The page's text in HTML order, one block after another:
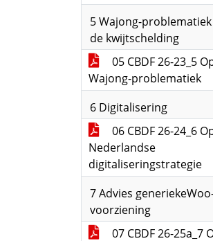
5 Wajong-
de kwijtschelding
05 CBDF 26-23_5
Wajong-problematiek
6 Digitalisering
06 CBDF 26-24_6
Nederlandse
digitaliseringstrategie
7 Advies
voorziening
07 CBDF 26-25a_7